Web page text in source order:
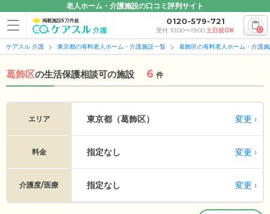
老人ホーム・介護施設の口コミ評判サイト
掲載施設5万件超 0120-579-721
受付 10:00〜19:00土日祝OK 0
ケアスル 介護 東京都の有料老人ホーム・介護施設一覧 葛飾区の有料老人ホーム・介護
葛飾区の生活保護相談可の施設 6 件
エリア 東京都（葛飾区） 変更
料金 指定なし 変更
介護度/医療 指定なし 変更